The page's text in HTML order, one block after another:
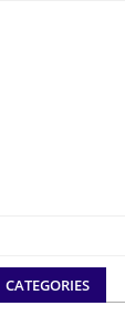
CATEGORIES